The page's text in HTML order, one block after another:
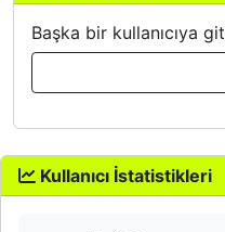
Başka bir kullanıcıya git
Kullanıcı İstatistikleri